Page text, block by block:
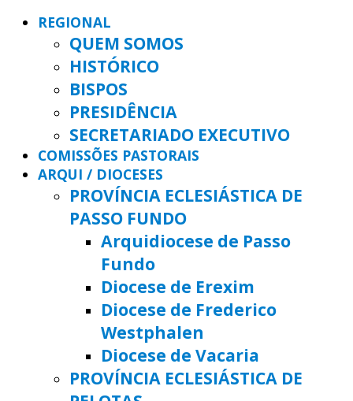
REGIONAL
QUEM SOMOS
HISTÓRICO
BISPOS
PRESIDÊNCIA
SECRETARIADO EXECUTIVO
COMISSÕES PASTORAIS
ARQUI / DIOCESES
PROVÍNCIA ECLESIÁSTICA DE
PASSO FUNDO
Arquidiocese de Passo
Fundo
Diocese de Erexim
Diocese de Frederico
Westphalen
Diocese de Vacaria
PROVÍNCIA ECLESIÁSTICA DE